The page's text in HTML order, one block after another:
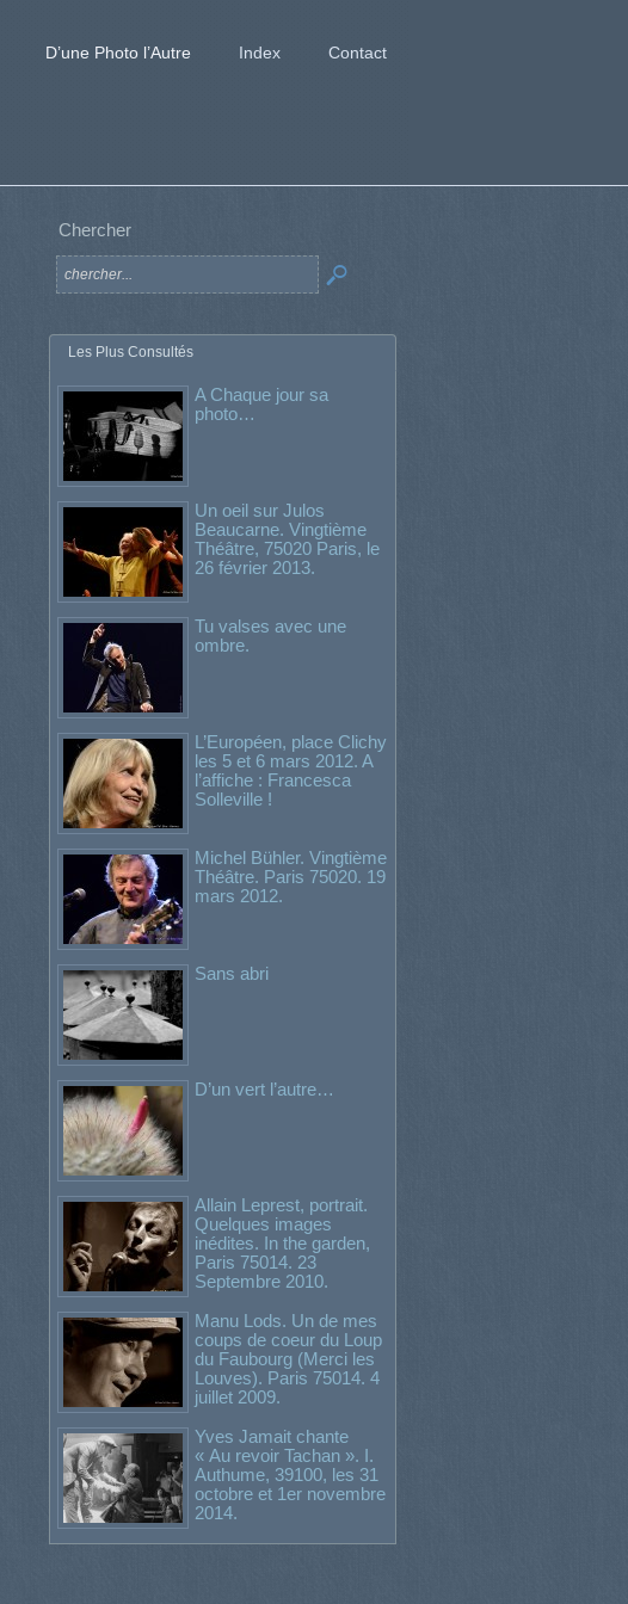
D’une Photo l’Autre Index Contact
Chercher
Les Plus Consultés
A Chaque jour sa
photo…
Un oeil sur Julos
Beaucarne. Vingtième
Théâtre, 75020 Paris, le
26 février 2013.
Tu valses avec une
ombre.
L’Européen, place Clichy
les 5 et 6 mars 2012. A
l’affiche : Francesca
Solleville !
Michel Bühler. Vingtième
Théâtre. Paris 75020. 19
mars 2012.
Sans abri
D’un vert l’autre…
Allain Leprest, portrait.
Quelques images
inédites. In the garden,
Paris 75014. 23
Septembre 2010.
Manu Lods. Un de mes
coups de coeur du Loup
du Faubourg (Merci les
Louves). Paris 75014. 4
juillet 2009.
Yves Jamait chante
« Au revoir Tachan ». I.
Authume, 39100, les 31
octobre et 1er novembre
2014.